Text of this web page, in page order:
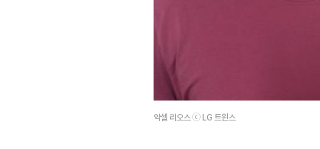
약셀 리오스 ⓒ LG 트윈스